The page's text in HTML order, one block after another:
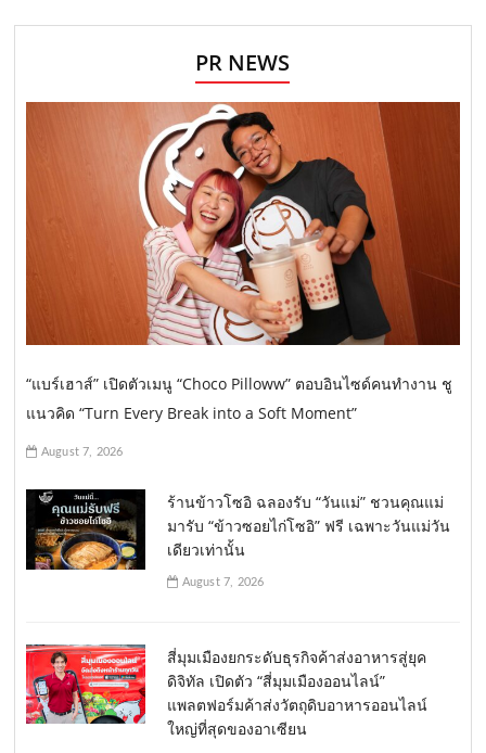
PR NEWS
“แบร์เฮาส์” เปิดตัวเมนู “Choco Pilloww” ตอบอินไซด์คนทำงาน ชู
แนวคิด “Turn Every Break into a Soft Moment”
August 7, 2026
ร้านข้าวโซอิ ฉลองรับ “วันแม่” ชวนคุณแม่
มารับ “ข้าวซอยไก่โซอิ” ฟรี เฉพาะวันแม่วัน
เดียวเท่านั้น
August 7, 2026
สี่มุมเมืองยกระดับธุรกิจค้าส่งอาหารสู่ยุค
ดิจิทัล เปิดตัว “สี่มุมเมืองออนไลน์”
แพลตฟอร์มค้าส่งวัตถุดิบอาหารออนไลน์
ใหญ่ที่สุดของอาเซียน